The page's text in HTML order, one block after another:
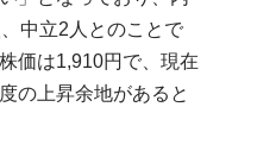
中立2人とのことで
価は1,910円で、現在
の上昇余地があると